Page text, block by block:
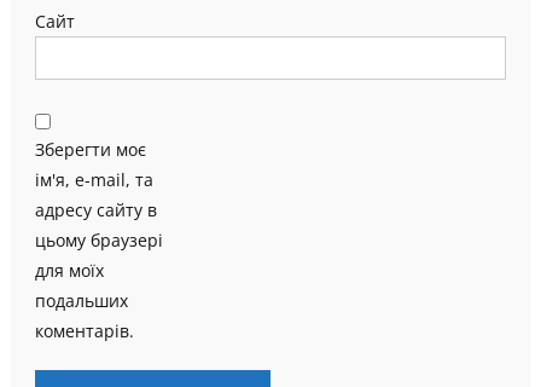
Сайт
Зберегти моє
ім'я, e-mail, та
адресу сайту в
цьому браузері
для моїх
подальших
коментарів.